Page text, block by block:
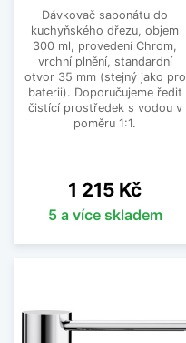
Dávkovač saponátu do
kuchyňského dřezu, objem
300 ml, provedení Chrom,
vrchní plnění, standardní
otvor 35 mm (stejný jako pro
baterii). Doporučujeme ředit
čistící prostředek s vodou v
poměru 1:1.
Cena
1 215 Kč
5 a více skladem